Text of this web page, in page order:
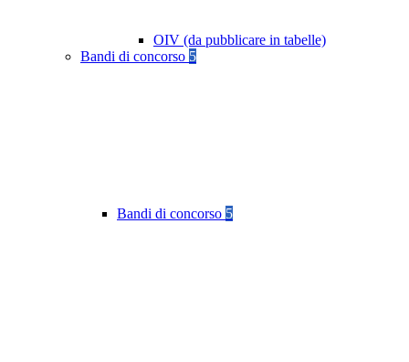
OIV (da pubblicare in tabelle)
Bandi di concorso 5
Bandi di concorso 5